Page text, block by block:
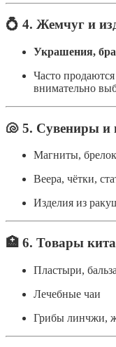
💍 4. Жемчуг и
Украшения,
Часто
внимательно
🐚 5. Сувениры и
Магниты,
Веера, чётки,
Изделия из
🏥 6. Товары
Пластыри,
Лечебные чаи
Грибы линчжи,